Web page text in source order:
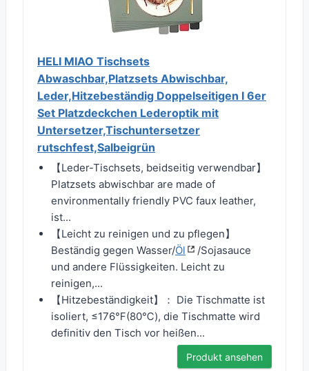
HELI MIAO Tischsets
Abwaschbar,Platzsets Abwischbar,
Leder,Hitzebeständig Doppelseitigen I 6er
Set Platzdeckchen Lederoptik mit
Untersetzer,Tischuntersetzer
rutschfest,Salbeigrün
【Leder-Tischsets, beidseitig verwendbar】
Platzsets abwischbar are made of
environmentally friendly PVC faux leather,
ist...
【Leicht zu reinigen und zu pflegen】
Beständig gegen Wasser/Öl
/Sojasauce
und andere Flüssigkeiten. Leicht zu
reinigen,...
【Hitzebeständigkeit】： Die Tischmatte ist
isoliert, ≤176℉(80℃), die Tischmatte wird
definitiv den Tisch vor heißen...
Produkt ansehen